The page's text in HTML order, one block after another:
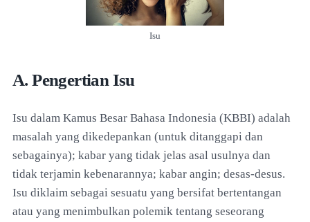
Isu
A. Pengertian Isu
Isu dalam Kamus Besar Bahasa Indonesia (KBBI) adalah
masalah yang dikedepankan (untuk ditanggapi dan
sebagainya); kabar yang tidak jelas asal usulnya dan
tidak terjamin kebenarannya; kabar angin; desas-desus.
Isu diklaim sebagai sesuatu yang bersifat bertentangan
atau yang menimbulkan polemik tentang seseorang